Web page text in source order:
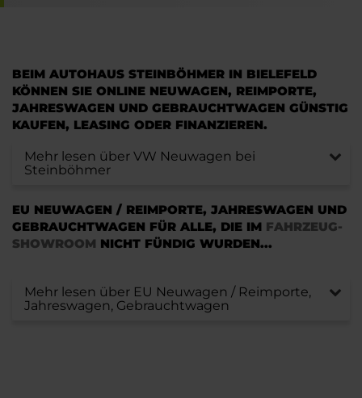
BEIM AUTOHAUS STEINBÖHMER IN BIELEFELD
KÖNNEN SIE ONLINE NEUWAGEN, REIMPORTE,
JAHRESWAGEN UND GEBRAUCHTWAGEN GÜNSTIG
KAUFEN, LEASING ODER FINANZIEREN.
Mehr lesen über VW Neuwagen bei
Steinböhmer
EU NEUWAGEN / REIMPORTE, JAHRESWAGEN UND
GEBRAUCHTWAGEN FÜR ALLE, DIE IM FAHRZEUG-
SHOWROOM NICHT FÜNDIG WURDEN...
Mehr lesen über EU Neuwagen / Reimporte,
Jahreswagen, Gebrauchtwagen